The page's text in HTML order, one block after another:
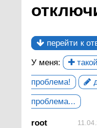
перейти к
У меня:
проблема!
проблема...
root